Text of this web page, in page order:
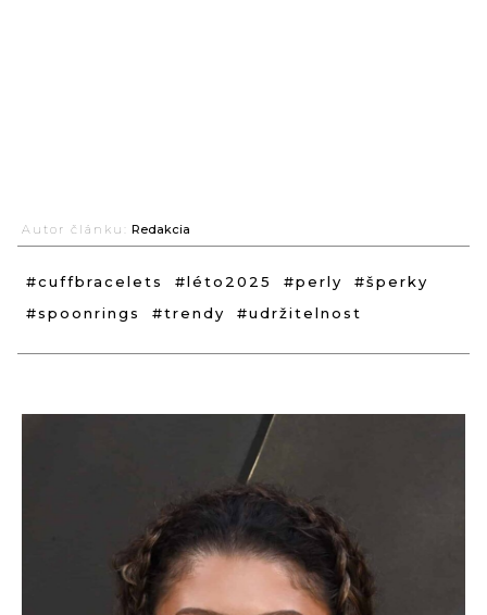
Autor článku: Redakcia
#cuffbracelets #léto2025 #perly
#šperky
#spoonrings
#trendy #udržitelnost